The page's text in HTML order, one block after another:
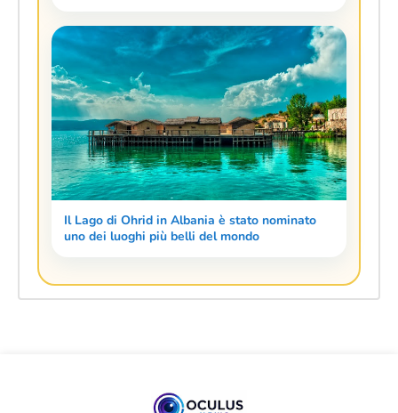
Il Lago di Ohrid in Albania è stato nominato
uno dei luoghi più belli del mondo